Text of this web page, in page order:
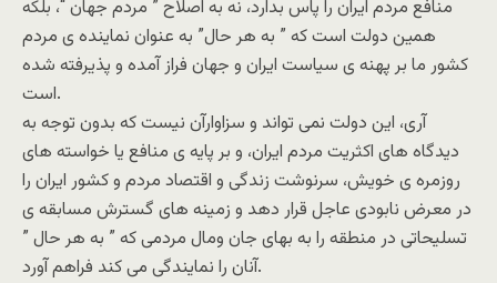
منافع مردم ایران را پاس بدارد، نه به اصلاح ” مردم جهان “، بلکه
همین دولت است که ” به هر حال” به عنوان نماینده ی مردم
کشور ما بر پهنه ی سیاست ایران و جهان فراز آمده و پذیرفته شده
است.
آری، این دولت نمی تواند و سزاوارآن نیست که بدون توجه به
دیدگاه های اکثریت مردم ایران، و بر پایه ی منافع یا خواسته های
روزمره ی خویش، سرنوشت زندگی و اقتصاد مردم و کشور ایران را
در معرض نابودی عاجل قرار دهد و زمینه های گسترش مسابقه ی
تسلیحاتی در منطقه را به بهای جان ومال مردمی که ” به هر حال ”
آنان را نمایندگی می کند فراهم آورد.